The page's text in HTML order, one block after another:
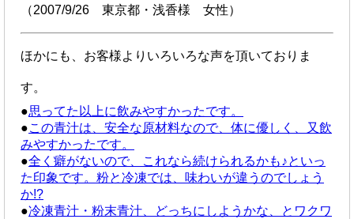
（2007/9/26 東京都・浅香様 女性）
ほかにも、お客様よりいろいろな声を頂いておりま
す。
●思ってた以上に飲みやすかったです。
●この青汁は、安全な原材料なので、体に優しく、又飲
みやすかったです。
●全く癖がないので、これなら続けられるかも♪といっ
た印象です。粉と冷凍では、味わいが違うのでしょう
か!?
●冷凍青汁・粉末青汁、どっちにしようかな、とワクワ